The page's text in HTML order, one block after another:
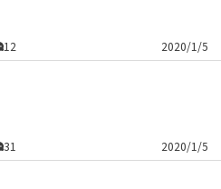
12 2020/1/5
31 2020/1/5